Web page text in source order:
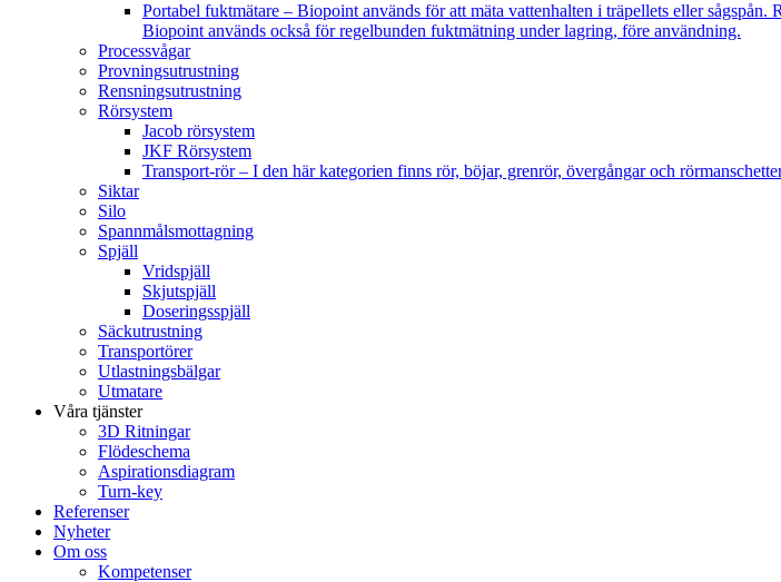
Portabel fuktmätare – Biopoint används för att mäta vattenhalten i träpellets eller
Biopoint används också för regelbunden fuktmätning under lagring, före användning.
Processvågar
Provningsutrustning
Rensningsutrustning
Rörsystem
Jacob rörsystem
JKF Rörsystem
Transport-rör– I den här kategorien finns rör, böjar, grenrör, övergångar och
Siktar
Silo
Spannmålsmottagning
Spjäll
Vridspjäll
Skjutspjäll
Doseringsspjäll
Säckutrustning
Transportörer
Utlastningsbälgar
Utmatare
Våra tjänster
3D Ritningar
Flödeschema
Aspirationsdiagram
Turn-key
Referenser
Nyheter
Om oss
Kompetenser